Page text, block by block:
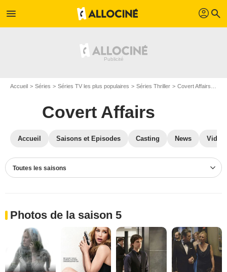
menu profil search
Accueil Séries Séries TV les plus populaires Séries Thriller Covert Affairs
Covert Affairs
Accueil Saisons et Episodes Casting News
Toutes les saisons
Photos de la saison 5